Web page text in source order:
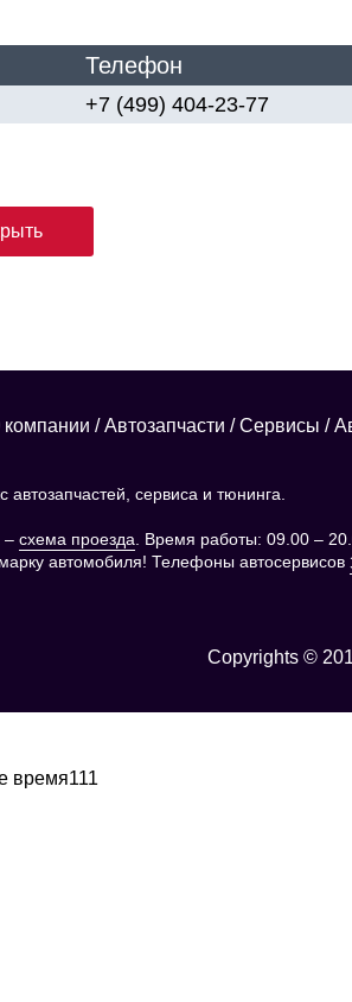
Телефон
+7 (499) 404-23-77
/ Автозапчасти / Сервисы /
сервиса и тюнинга.
– схема проезда . Время работы: 09.00 –
автомобиля! Телефоны автосервисов
Copyrights ©
время111